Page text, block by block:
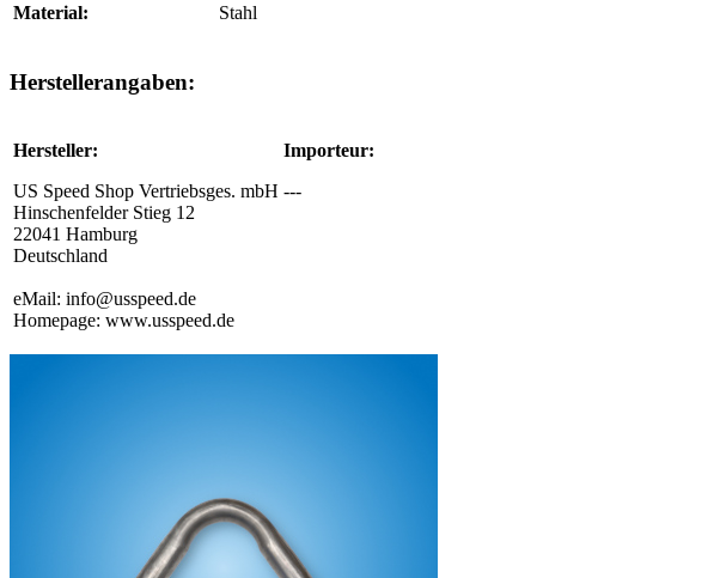
Material: Stahl
Herstellerangaben:
Hersteller:
US Speed Shop Vertriebsges. mbH
Hinschenfelder Stieg 12
22041 Hamburg
Deutschland
eMail: info@usspeed.de
Homepage: www.usspeed.de
Importeur:
---